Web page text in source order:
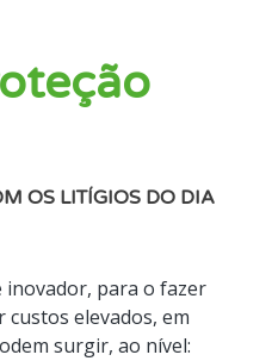
OS LITÍGIOS DO DIA
para o fazer
elevados, em
surgir, ao nível: